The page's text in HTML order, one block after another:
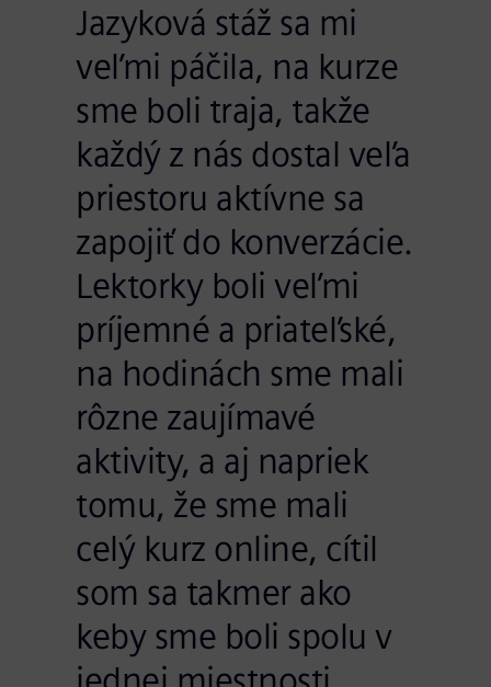
Jazyková stáž sa mi
veľmi páčila, na kurze
sme boli traja, takže
každý z nás dostal veľa
priestoru aktívne sa
zapojiť do konverzácie.
Lektorky boli veľmi
príjemné a priateľské,
na hodinách sme mali
rôzne zaujímavé
aktivity, a aj napriek
tomu, že sme mali
celý kurz online, cítil
som sa takmer ako
keby sme boli spolu v